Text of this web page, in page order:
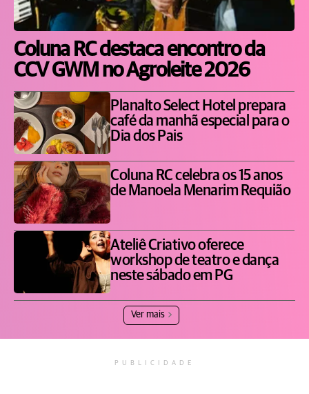
Coluna RC destaca encontro da
CCV GWM no Agroleite 2026
Planalto Select Hotel prepara
café da manhã especial para o
Dia dos Pais
Coluna RC celebra os 15 anos
de Manoela Menarim Requião
Ateliê Criativo oferece
workshop de teatro e dança
neste sábado em PG
Ver mais
PUBLICIDADE